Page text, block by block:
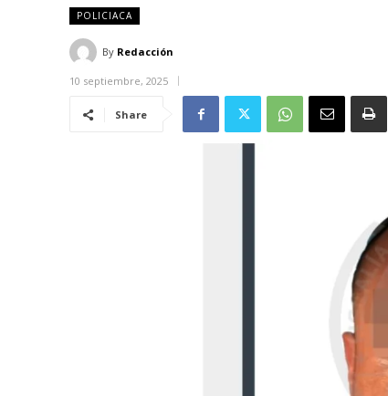
POLICIACA
By Redacción
10 septiembre, 2025
Share